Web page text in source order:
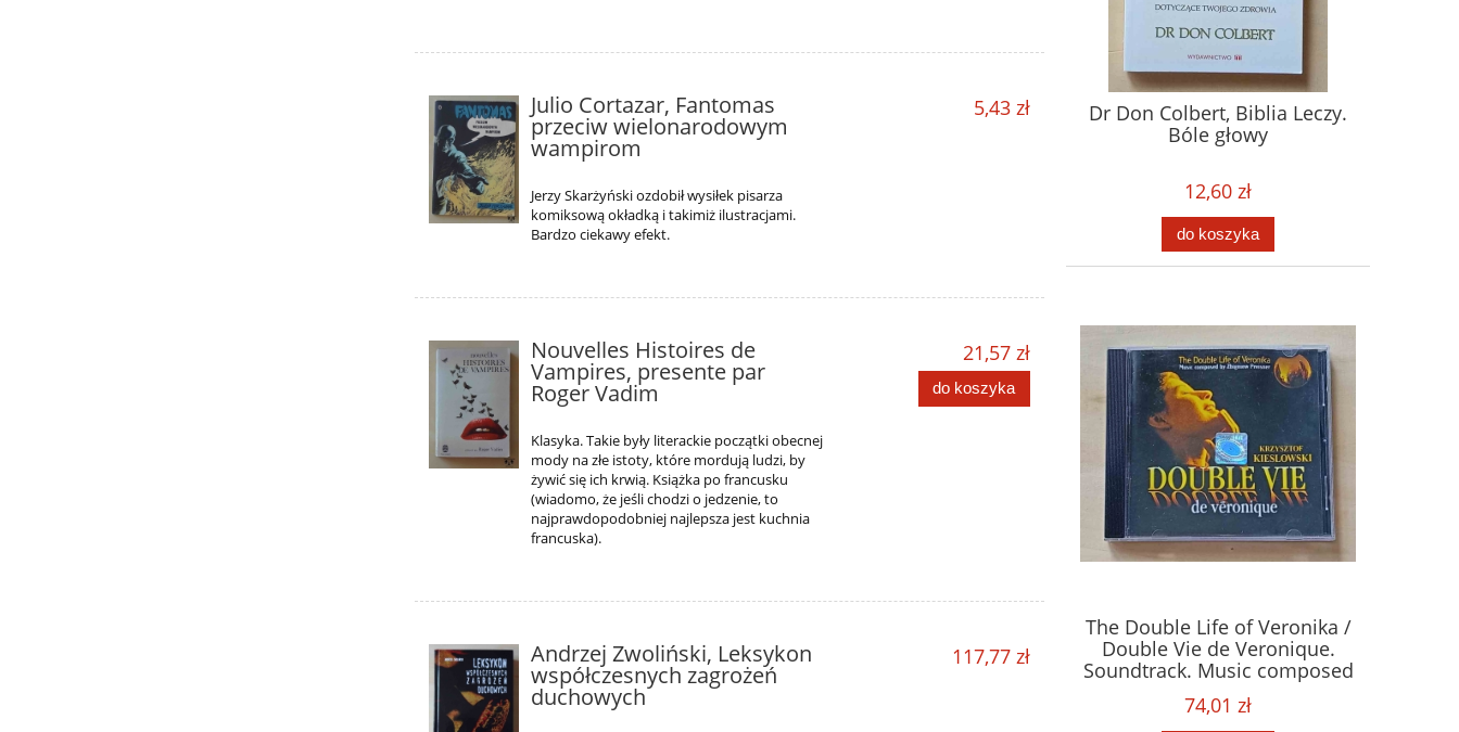
Julio Cortazar, Fantomas
przeciw wielonarodowym
wampirom
Jerzy Skarżyński ozdobił wysiłek pisarza
komiksową okładką i takimiż ilustracjami.
Bardzo ciekawy efekt.
5,43 zł
Nouvelles Histoires de
Vampires, presente par
Roger Vadim
Klasyka. Takie były literackie początki obecnej
mody na złe istoty, które mordują ludzi, by
żywić się ich krwią. Książka po francusku
(wiadomo, że jeśli chodzi o jedzenie, to
najprawdopodobniej najlepsza jest kuchnia
francuska).
21,57 zł
do koszyka
Andrzej Zwoliński, Leksykon
współczesnych zagrożeń
duchowych
117,77 zł
Dr Don Colbert, Biblia Leczy.
Bóle głowy
12,60 zł
do koszyka
The Double Life of Veronika /
Double Vie de Veronique.
Soundtrack. Music composed
by Zbigniew Preisner. Płyta
CD
74,01 zł